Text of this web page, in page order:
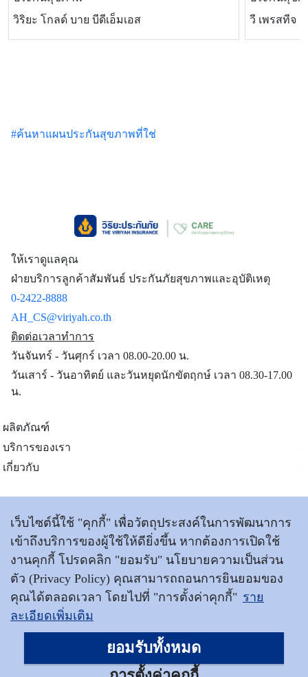
วิริยะ โกลด์ บาย บีดีเอ็มเอส
วี เพรสทีจ
#ค้นหาแผนประกันสุขภาพที่ใช่
ให้เราดูแลคุณ
ฝ่ายบริการลูกค้าสัมพันธ์ ประกันภัยสุขภาพและอุบัติเหตุ
0-2422-8888
AH_CS@viriyah.co.th
ติดต่อเวลาทำการ
วันจันทร์ - วันศุกร์ เวลา 08.00-20.00 น.
วันเสาร์ - วันอาทิตย์ และวันหยุดนักขัตฤกษ์ เวลา 08.30-17.00
น.
ผลิตภัณฑ์
บริการของเรา
เกี่ยวกับ
ข้อตกลงและเงื่อนไขการใช้บริการ|นโยบายการคุ้มครอง
ข้อมูลส่วนบุคคล
| แผนผังเว็บไซต์ |เข้าสู่เว็บไซต์วิริยะประกันภัย
บริษัท วิริยะประกันภัย จำกัด (มหาชน)
เว็บไซต์นี้ใช้ "คุกกี้" เพื่อวัตถุประสงค์ในการพัฒนาการ
เข้าถึงบริการของผู้ใช้ให้ดียิ่งขึ้น หากต้องการเปิดใช้
งานคุกกี้ โปรดคลิก "ยอมรับ" นโยบายความเป็นส่วน
ตัว (Privacy Policy) คุณสามารถถอนการยินยอมของ
คุณได้ตลอดเวลา โดยไปที่ "การตั้งค่าคุกกี้" ราย
ละเอียดเพิ่มเติม
ยอมรับทั้งหมด